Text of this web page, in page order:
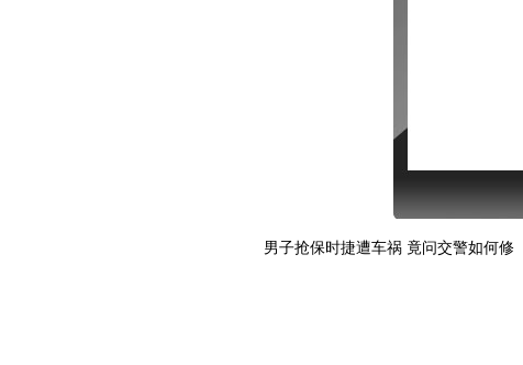
男子抢保时捷遭车祸 竟问交警如何修